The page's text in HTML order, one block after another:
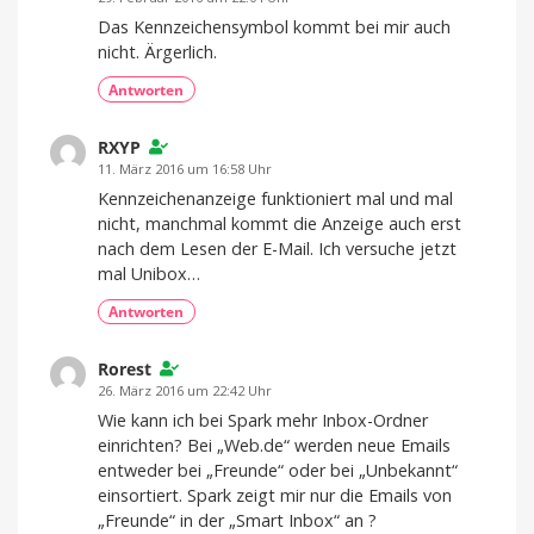
Das Kennzeichensymbol kommt bei mir auch
nicht. Ärgerlich.
Antworten
RXYP
11. März 2016 um 16:58 Uhr
Kennzeichenanzeige funktioniert mal und mal
nicht, manchmal kommt die Anzeige auch erst
nach dem Lesen der E-Mail. Ich versuche jetzt
mal Unibox…
Antworten
Rorest
26. März 2016 um 22:42 Uhr
Wie kann ich bei Spark mehr Inbox-Ordner
einrichten? Bei „Web.de“ werden neue Emails
entweder bei „Freunde“ oder bei „Unbekannt“
einsortiert. Spark zeigt mir nur die Emails von
„Freunde“ in der „Smart Inbox“ an ?